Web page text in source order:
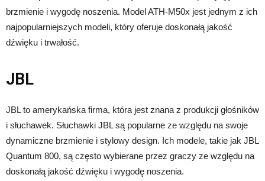
brzmienie i wygodę noszenia. Model ATH-M50x jest jednym z ich
najpopularniejszych modeli, który oferuje doskonałą jakość
dźwięku i trwałość.
JBL
JBL to amerykańska firma, która jest znana z produkcji głośników
i słuchawek. Słuchawki JBL są popularne ze względu na swoje
dynamiczne brzmienie i stylowy design. Ich modele, takie jak JBL
Quantum 800, są często wybierane przez graczy ze względu na
doskonałą jakość dźwięku i wygodę noszenia.